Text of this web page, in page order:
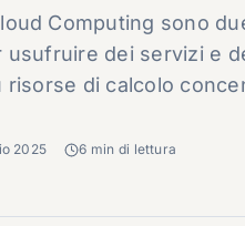
Computing sono
dei servizi e
risorse di calcolo
2025 6 min di lettura